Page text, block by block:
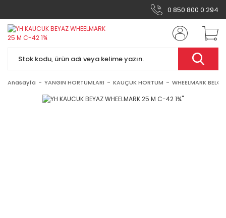
0 850 800 0 294
Anasayfa YANGIN HORTUMLARI KAUÇUK HORTUM WHEELMARK